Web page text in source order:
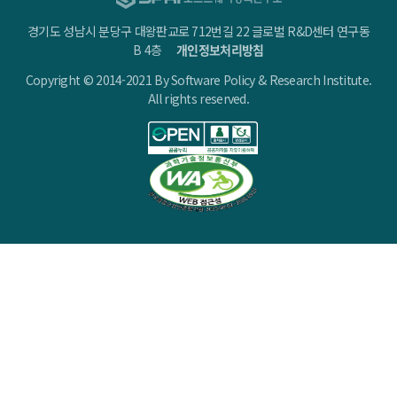
경기도 성남시 분당구 대왕판교로 712번길 22 글로벌 R&D센터 연구동
B 4층개인정보처리방침
Copyright © 2014-2021 By Software Policy & Research Institute.
All rights reserved.